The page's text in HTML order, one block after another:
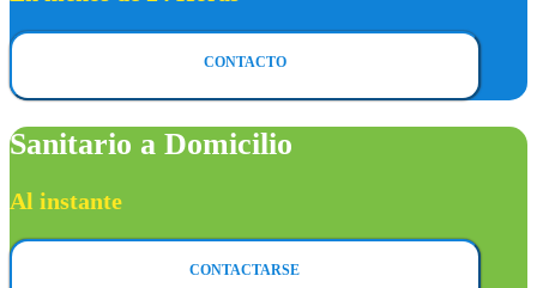
CONTACTO
Sanitario a Domicilio
Al instante
CONTACTARSE